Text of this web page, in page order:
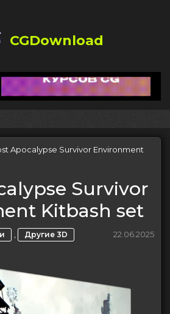
CGDownload
Apocalypse Survivor Environment
Survivor
Kitbash set
, Другие 3D 22.06.2025